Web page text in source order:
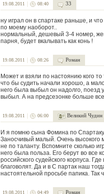
19.08.2011 08:40 33
ну играл он в спартаке раньше, и
по моему наоборот..
нормальный, дешевый 3-4 номер,
парня, будет вкалывать как конь !
19.08.2011 08:26 Роман
Может и взяли по настоянию кого
что бы судить начали хорошо, а
него была выбыл он надолго, поезд
выбыл. А на предсезонке больше
19.08.2011 06:00 Великий Чудин
И я помню сына Фомина по
Заносчивый малый. Очень
не по таланту. Вспомните сколько
него была польза. Его берут во все
российского судейского корпуса.
благоволят. Да и в С партак наш
настоятельной просьбе папика. Так
19.08.2011 04:49 Роман